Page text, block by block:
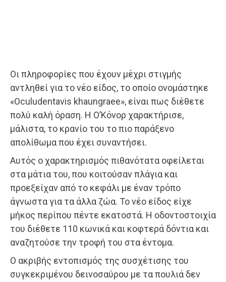
Οι πληροφορίες που έχουν μέχρι στιγμής
αντληθεί για το νέο είδος, το οποίο ονομάστηκε
«Oculudentavis khaungraee», είναι πως διέθετε
πολύ καλή όραση. Η Ο’Κόνορ χαρακτήρισε,
μάλιστα, το κρανίο του το πιο παράξενο
απολίθωμα που έχει συναντήσει.
Αυτός ο χαρακτηρισμός πιθανότατα οφείλεται
στα μάτια του, που κοιτούσαν πλάγια και
προεξείχαν από το κεφάλι με έναν τρόπο
άγνωστα για τα άλλα ζώα. Το νέο είδος είχε
μήκος περίπου πέντε εκατοστά. Η οδοντοστοιχία
του διέθετε 110 κωνικά και κοφτερά δόντια και
αναζητούσε την τροφή του στα έντομα.
Ο ακριβής εντοπισμός της συσχέτισης του
συγκεκριμένου δεινοσαύρου με τα πουλιά δεν